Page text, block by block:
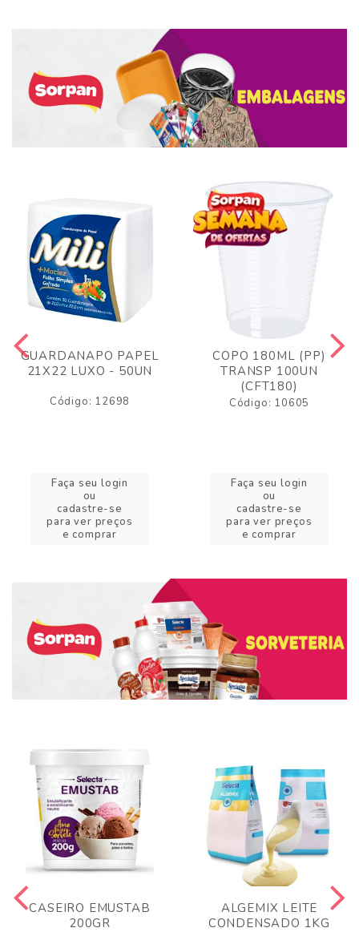
GUARDANAPO PAPEL
21X22 LUXO - 50UN
Código: 12698
Faça seu login
ou
cadastre-se
para ver preços
e comprar
COPO 180ML (PP)
TRANSP 100UN
(CFT180)
Código: 10605
Faça seu login
ou
cadastre-se
para ver preços
e comprar
CASEIRO EMUSTAB
200GR
ALGEMIX LEITE
CONDENSADO 1KG